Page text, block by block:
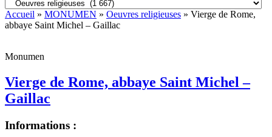
Accueil » MONUMEN » Oeuvres religieuses » Vierge de Rome,
abbaye Saint Michel – Gaillac
Monumen
Vierge de Rome, abbaye Saint Michel –
Gaillac
Informations :